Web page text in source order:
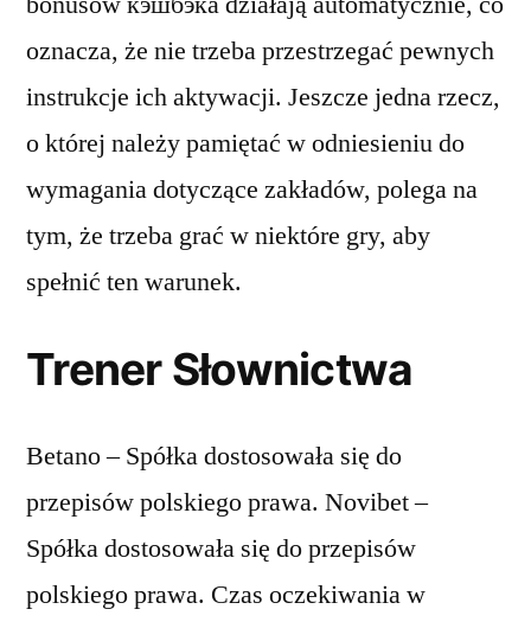
oznacza, że nie trzeba przestrzegać pewnych
instrukcje ich aktywacji. Jeszcze jedna rzecz,
o której należy pamiętać w odniesieniu do
wymagania dotyczące zakładów, polega na
tym, że trzeba grać w niektóre gry, aby
spełnić ten warunek.
Trener Słownictwa
Betano – Spółka dostosowała się do
przepisów polskiego prawa. Novibet –
Spółka dostosowała się do przepisów
polskiego prawa. Czas oczekiwania w